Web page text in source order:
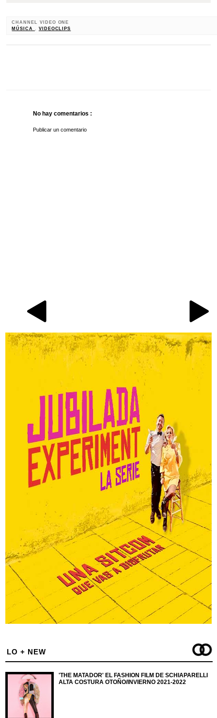
CHANNEL VIDEO ONE
MÚSICA , VIDEOCLIPS
No hay comentarios :
Publicar un comentario
LO + NEW
'THE MATADOR' EL FASHION FILM DE SCHIAPARELLI
ALTA COSTURA OTOÑO/INVIERNO 2021-2022